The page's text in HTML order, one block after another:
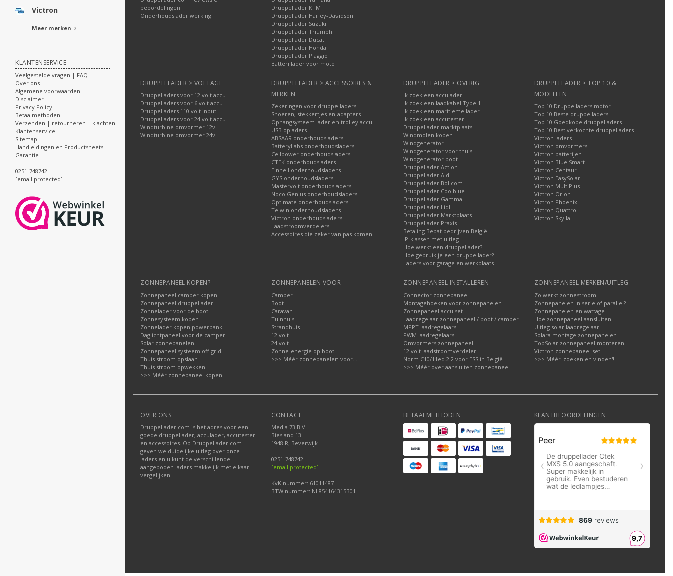
Victron
Meer merken
KLANTENSERVICE
Veelgestelde vragen | FAQ
Over ons
Algemene voorwaarden
Disclaimer
Privacy Policy
Betaalmethoden
Verzenden | retourneren | klachten
Klantenservice
Sitemap
Handleidingen en Productsheets
Garantie
0251-748742
[email protected]
beoordelingen
Onderhoudslader werking
Druppellader KTM
Druppellader Harley-Davidson
Druppellader Suzuki
Druppellader Triumph
Druppellader Ducati
Druppellader Honda
Druppellader Piaggio
Batterijlader voor moto
DRUPPELLADER > VOLTAGE
Druppelladers voor 12 volt accu
Druppelladers voor 6 volt accu
Druppelladers 110 volt input
Druppelladers voor 24 volt accu
Windturbine omvormer 12v
Windturbine omvormer 24v
DRUPPELLADER > ACCESSOIRES &
MERKEN
Zekeringen voor druppelladers
Snoeren, stekkertjes en adapters
Ophangsysteem lader en trolley accu
USB opladers
ABSAAR onderhoudsladers
BatteryLabs onderhoudsladers
Cellpower onderhoudsladers
CTEK onderhoudsladers
Einhell onderhoudsladers
GYS onderhoudsladers
Mastervolt onderhoudsladers
Noco Genius onderhoudsladers
Optimate onderhoudsladers
Telwin onderhoudsladers
Victron onderhoudsladers
Laadstroomverdelers
Accessoires die zeker van pas komen
DRUPPELLADER > OVERIG
Ik zoek een acculader
Ik zoek een laadkabel Type 1
Ik zoek een maritieme lader
Ik zoek een accutester
Druppellader marktplaats
Windmolen kopen
Windgenerator
Windgenerator voor thuis
Windgenerator boot
Druppellader Action
Druppellader Aldi
Druppellader Bol.com
Druppellader Coolblue
Druppellader Gamma
Druppellader Lidl
Druppellader Marktplaats
Druppellader Praxis
Betaling Bebat bedrijven België
IP-klassen met uitleg
Hoe werkt een druppellader?
Hoe gebruik je een druppellader?
Laders voor garage en werkplaats
DRUPPELLADER > TOP 10 &
MODELLEN
Top 10 Druppelladers motor
Top 10 Beste druppelladers
Top 10 Goedkope druppelladers
Top 10 Best verkochte druppelladers
Victron laders
Victron omvormers
Victron batterijen
Victron Blue Smart
Victron Centaur
Victron EasySolar
Victron MultiPlus
Victron Orion
Victron Phoenix
Victron Quattro
Victron Skylla
ZONNEPANEEL KOPEN?
Zonnepaneel camper kopen
Zonnepaneel druppellader
Zonnelader voor de boot
Zonnesysteem kopen
Zonnelader kopen powerbank
Daglichtpaneel voor de camper
Solar zonnepanelen
Zonnepaneel systeem off-grid
Thuis stroom opslaan
Thuis stroom opwekken
>>> Méér zonnepaneel kopen
ZONNEPANELEN VOOR
Camper
Boot
Caravan
Tuinhuis
Strandhuis
12 volt
24 volt
Zonne-energie op boot
>>> Méér zonnepanelen voor...
ZONNEPANEEL INSTALLEREN
Connector zonnepaneel
Montagehoeken voor zonnepanelen
Zonnepaneel accu set
Laadregelaar zonnepaneel / boot / camper
MPPT laadregelaars
PWM laadregelaars
Omvormers zonnepaneel
12 volt laadstroomverdeler
Norm C10/11ed.2.2 voor ESS in België
>>> Méér over aansluiten zonnepaneel
ZONNEPANEEL MERKEN/UITLEG
Zo werkt zonnestroom
Zonnepanelen in serie of parallel?
Zonnepanelen en wattage
Hoe zonnepaneel aansluiten
Uitleg solar laadregelaar
Solara montage zonnepanelen
TopSolar zonnepaneel monteren
Victron zonnepaneel set
>>> Méér 'zoeken en vinden'!
OVER ONS
Druppellader.com is het adres voor een
goede druppellader, acculader, accutester
en accessoires. Op Druppellader.com
geven we duidelijke uitleg over onze
laders en u kunt de verschillende
aangeboden laders makkelijk met elkaar
vergelijken.
CONTACT
Media 73 B.V.
Biesland 13
1948 RJ Beverwijk
0251-748742
[email protected]
KvK nummer: 61011487
BTW nummer: NL854164315B01
BETAALMETHODEN KLANTBEOORDELINGEN